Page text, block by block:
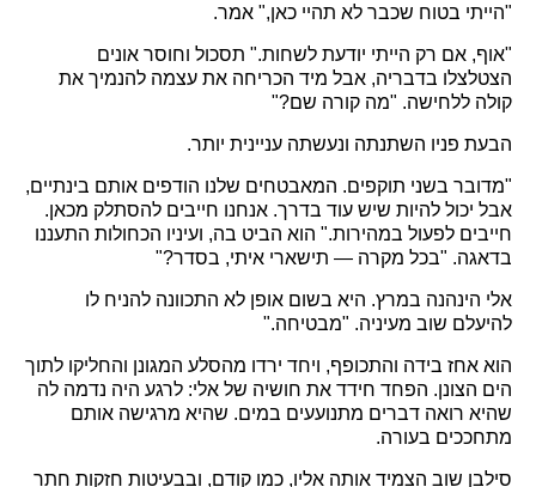
"הייתי בטוח שכבר לא תהיי כאן," אמר.
"אוף, אם רק הייתי יודעת לשחות." תסכול וחוסר אונים
הצטלצלו בדבריה, אבל מיד הכריחה את עצמה להנמיך את
קולה ללחישה. "מה קורה שם?"
הבעת פניו השתנתה ונעשתה עניינית יותר.
"מדובר בשני תוקפים. המאבטחים שלנו הודפים אותם בינתיים,
אבל יכול להיות שיש עוד בדרך. אנחנו חייבים להסתלק מכאן.
חייבים לפעול במהירות." הוא הביט בה, ועיניו הכחולות התעננו
בדאגה. "בכל מקרה — תישארי איתי, בסדר?"
אלי הינהנה במרץ. היא בשום אופן לא התכוונה להניח לו
להיעלם שוב מעיניה. "מבטיחה."
הוא אחז בידה והתכופף, ויחד ירדו מהסלע המגונן והחליקו לתוך
הים הצונן. הפחד חידד את חושיה של אלי: לרגע היה נדמה לה
שהיא רואה דברים מתנועעים במים. שהיא מרגישה אותם
מתחככים בעורה.
סילבן שוב הצמיד אותה אליו, כמו קודם, ובבעיטות חזקות חתר